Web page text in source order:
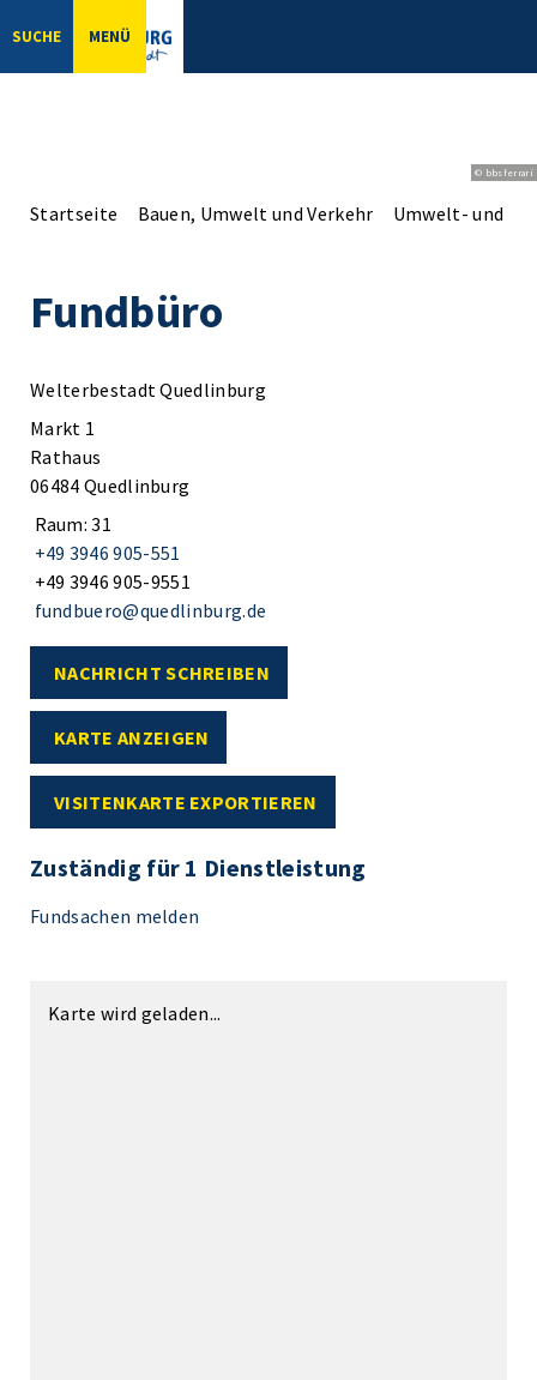
SUCHE MENÜ
© bbsferrari
Startseite Bauen, Umwelt und Verkehr Umwelt- und
Fundbüro
Welterbestadt Quedlinburg
Markt 1
Rathaus
06484 Quedlinburg
Raum: 31
+49 3946 905-551
+49 3946 905-9551
fundbuero@quedlinburg.de
NACHRICHT SCHREIBEN
KARTE ANZEIGEN
VISITENKARTE EXPORTIEREN
Zuständig für 1 Dienstleistung
Fundsachen melden
Karte wird geladen...